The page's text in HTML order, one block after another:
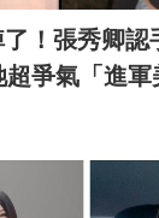
！張秀卿認
爭氣「進軍